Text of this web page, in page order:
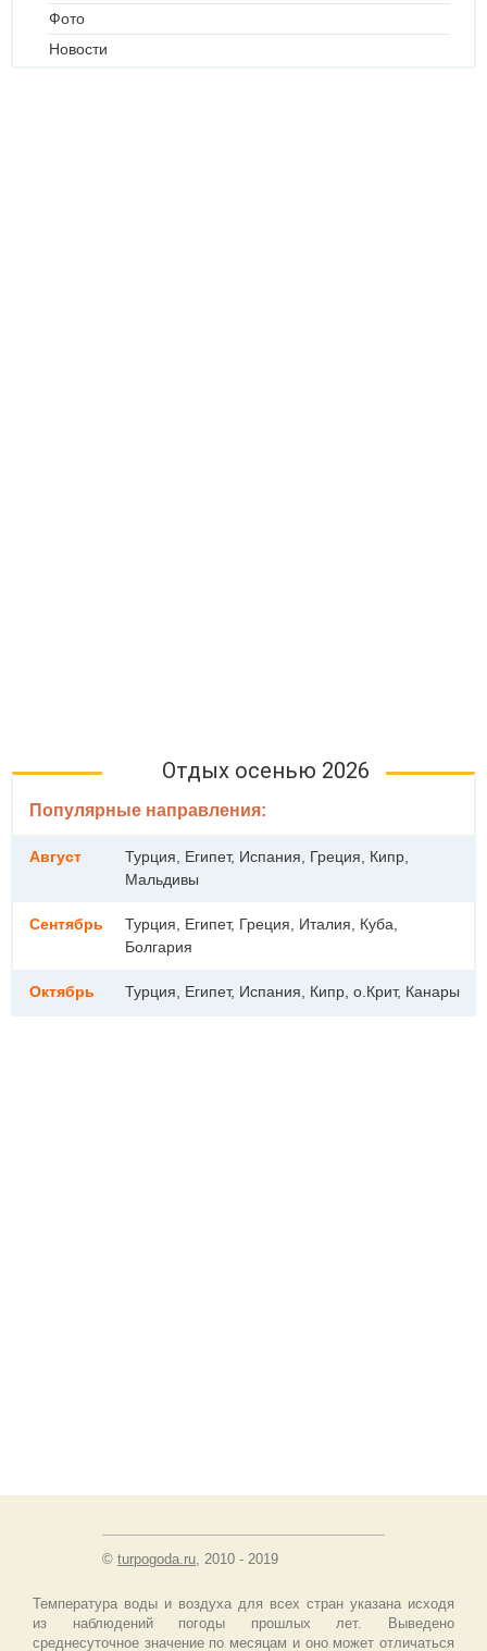
Фото
Новости
Отдых осенью 2026
Популярные направления:
Август
Турция, Египет, Испания, Греция, Кипр,
Мальдивы
Сентябрь
Турция, Египет, Греция, Италия, Куба,
Болгария
Октябрь Турция, Египет, Испания, Кипр, о.Крит, Канары
© turpogoda.ru, 2010 - 2019
Температура воды и воздуха для всех стран указана исходя
из наблюдений погоды прошлых лет. Выведено
среднесуточное значение по месяцам и оно может отличаться